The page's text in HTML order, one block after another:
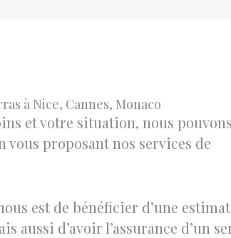
à Nice, Cannes, Monaco
et votre situation, nous pouvons
vous proposant nos services de
est de bénéficier d’une
aussi d’avoir l’assurance d’un